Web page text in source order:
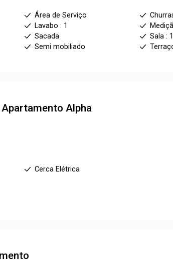
Área de Serviço
Lavabo : 1
Sacada
Sala : 1
Semi mobiliado
Alpha
Cerca Elétrica